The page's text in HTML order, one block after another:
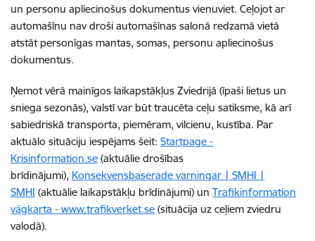
un personu apliecinošus dokumentus vienuviet. Ceļojot ar
automašīnu nav droši automašīnas salonā redzamā vietā
atstāt personīgas mantas, somas, personu apliecinošus
dokumentus.
Ņemot vērā mainīgos laikapstākļus Zviedrijā (īpaši lietus un
sniega sezonās), valstī var būt traucēta ceļu satiksme, kā arī
sabiedriskā transporta, piemēram, vilcienu, kustība. Par
aktuālo situāciju iespējams šeit: Startpage -
Krisinformation.se (aktuālie drošības
brīdinājumi), Konsekvensbaserade varningar | SMHI |
SMHI (aktuālie laikapstākļu brīdinājumi) un Trafikinformation
vägkarta - www.trafikverket.se (situācija uz ceļiem zviedru
valodā).